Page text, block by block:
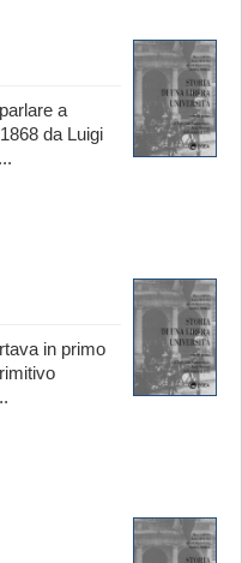
a
da Luigi
in primo